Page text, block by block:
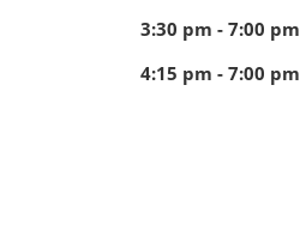
3:30 pm - 7:00 pm
4:15 pm - 7:00 pm